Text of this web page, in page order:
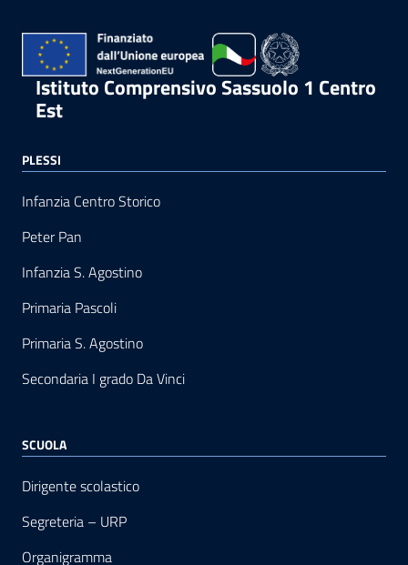
Istituto Comprensivo Sassuolo 1 Centro
Est
PLESSI
Infanzia Centro Storico
Peter Pan
Infanzia S. Agostino
Primaria Pascoli
Primaria S. Agostino
Secondaria I grado Da Vinci
SCUOLA
Dirigente scolastico
Segreteria – URP
Organigramma